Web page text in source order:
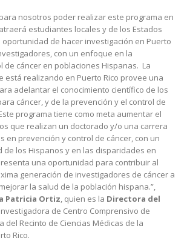
nosotros poder realizar este programa en
estudiantes locales y de los Estados
oportunidad de hacer investigación en Puerto
con un enfoque en la
de cáncer en poblaciones Hispanas. La
está realizando en Puerto Rico provee una
adelantar el conocimiento científico de los
cáncer, y de la prevención y el control de
programa tiene como meta aumentar el
que realizan un doctorado y/o una carrera
en prevención y control de cáncer, con un
de los Hispanos y en las disparidades en
una oportunidad para contribuir al
generación de investigadores de cáncer a
la salud de la población hispana.”,
Patricia Ortiz, quien es la Directora del
de Centro Comprensivo de
del Recinto de Ciencias Médicas de la
Rico.